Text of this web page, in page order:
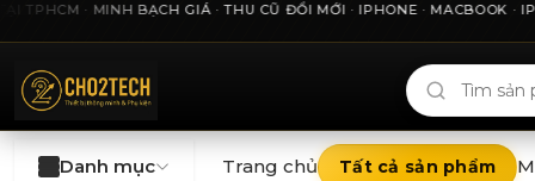
Cho2Tech và 2Techhouse — chợ công nghệ uy tín tại
· MINH BẠCH GIÁ · THU CŨ ĐỔI MỚI · IPHONE · MACBOOK ·
Danh mục Trang chủ Tất cả sản phẩm